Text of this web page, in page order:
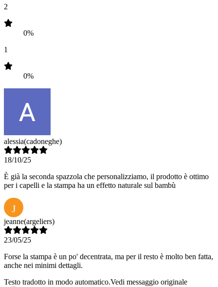
2
0%
1
0%
alessia(cadoneghe)
18/10/25
È già la seconda spazzola che personalizziamo, il prodotto è ottimo
per i capelli e la stampa ha un effetto naturale sul bambù
J
jeanne(argeliers)
23/05/25
Forse la stampa è un po' decentrata, ma per il resto è molto ben fatta,
anche nei minimi dettagli.
Testo tradotto in modo automatico.Vedi messaggio originale